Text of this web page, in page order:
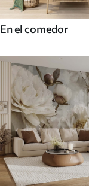
En el comedor